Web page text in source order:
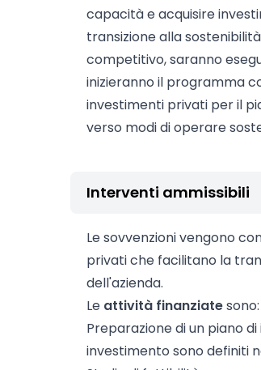
capacità e acquisire
transizione alla
competitivo, saranno
inizieranno il programma
investimenti privati per il
verso modi di operare
Interventi ammissibili
Le sovvenzioni vengono
privati che facilitano la
dell'azienda.
Le attività finanziatesono:
Preparazione di un piano
investimento sono definiti